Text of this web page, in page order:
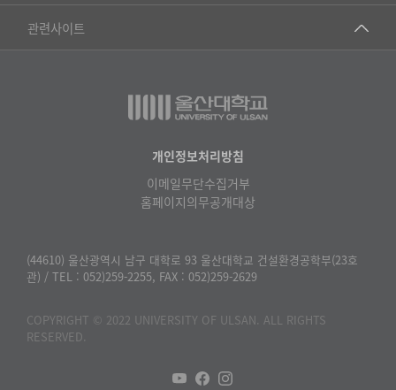
▷일본어·일본학과
▷프랑스어·프랑스학과
▷사회과학부
ㆍ행정학전공
공학교육혁신센터
물리BK 미래혁신응집물질물리인재교육연구단
미래기술혁신융합형인재양성센터
반구대암각화유적보존연구소
보육교사교육원
산학연협력선도대학육성사업(LINC3.0)사업단
관련사이트
건강가정지원센터
교수협의회
온라인 기술거래 플랫폼
울산대학교 총동문회
캠퍼스안전관리
개인정보처리방침
이메일무단수집거부
홈페이지의무공개대상
(44610) 울산광역시 남구 대학로 93 울산대학교 건설환경공학부(23호
관) / TEL : 052)259-2255, FAX : 052)259-2629
COPYRIGHT © 2022 UNIVERSITY OF ULSAN. ALL RIGHTS
RESERVED.